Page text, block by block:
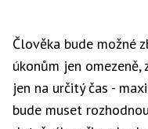
Člověka bude možné
úkonům jen
jen na určitý čas -
bude muset